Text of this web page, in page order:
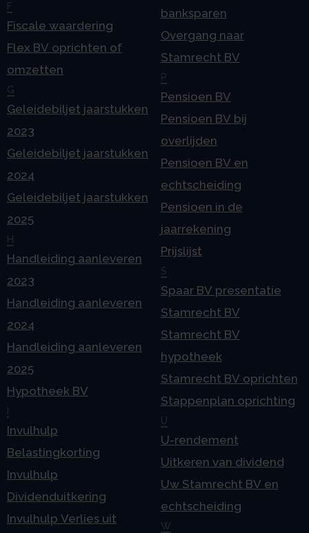
F
Fiscale waardering
Flex BV oprichten of
omzetten
G
Geleidebiljet jaarstukken
2023
Geleidebiljet jaarstukken
2024
Geleidebiljet jaarstukken
2025
H
Handleiding aanleveren
2023
Handleiding aanleveren
2024
Handleiding aanleveren
2025
Hypotheek BV
Invulhulp
Belastingkorting
Invulhulp
Dividenduitkering
Invulhulp Verlies uit
banksparen
Overgang naar
Stamrecht BV
P
Pensioen BV
Pensioen BV bij
overlijden
Pensioen BV en
echtscheiding
Pensioen in de
jaarrekening
Prijslijst
S
Spaar BV presentatie
Stamrecht BV
Stamrecht BV
hypotheek
Stamrecht BV oprichten
Stappenplan oprichting
U
U-rendement
Uitkeren van dividend
Uw Stamrecht BV en
echtscheiding
W